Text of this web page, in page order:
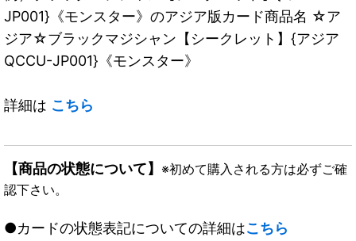
JP001}《モンスター》のアジア版カード商品名 ☆ア
ジア☆ブラックマジシャン【シークレット】{アジア
QCCU-JP001}《モンスター》
詳細は こちら
【商品の状態について】 ※初めて購入される方は必ずご確
認下さい。
●カードの状態表記についての詳細はこちら